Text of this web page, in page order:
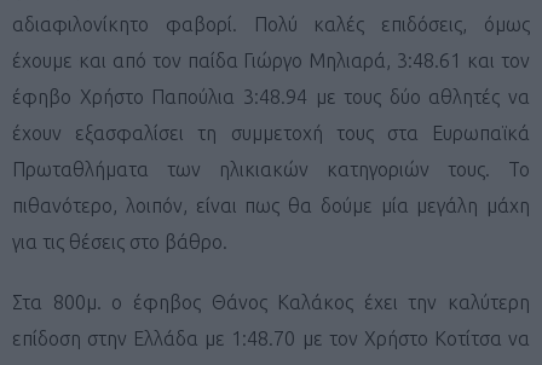
αδιαφιλονίκητο φαβορί. Πολύ καλές επιδόσεις, όμως
έχουμε και από τον παίδα Γιώργο Μηλιαρά, 3:48.61 και τον
έφηβο Χρήστο Παπούλια 3:48.94 με τους δύο αθλητές να
έχουν εξασφαλίσει τη συμμετοχή τους στα Ευρωπαϊκά
Πρωταθλήματα των ηλικιακών κατηγοριών τους. Το
πιθανότερο, λοιπόν, είναι πως θα δούμε μία μεγάλη μάχη
για τις θέσεις στο βάθρο.
Στα 800μ. ο έφηβος Θάνος Καλάκος έχει την καλύτερη
επίδοση στην Ελλάδα με 1:48.70 με τον Χρήστο Κοτίτσα να